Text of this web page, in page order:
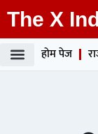
The X
होम पेज